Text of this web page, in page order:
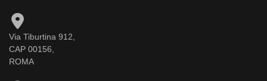
Via Tiburtina 912,
CAP 00156,
ROMA